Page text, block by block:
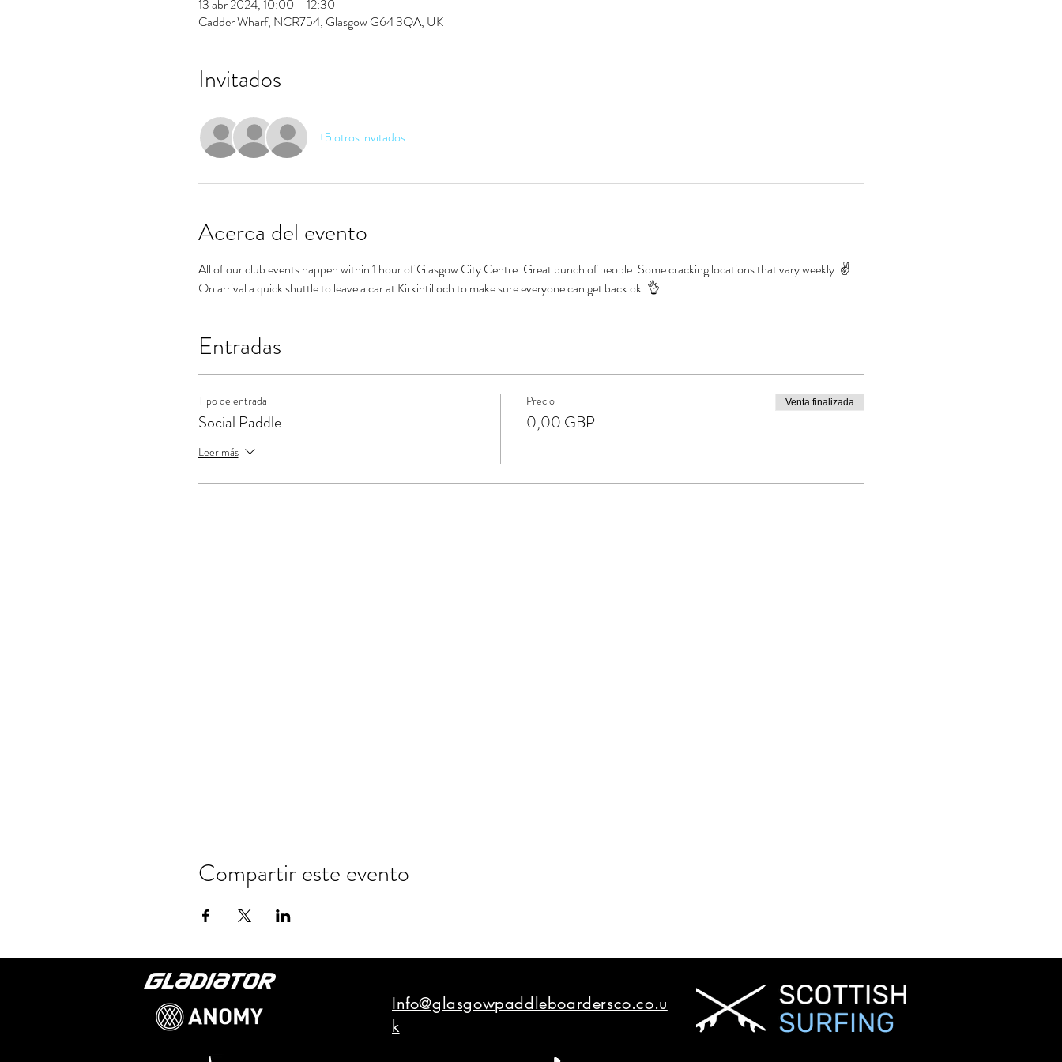
13 abr 2024, 10:00 – 12:30
Cadder Wharf, NCR754, Glasgow G64 3QA, UK
Invitados
+5 otros invitados
Acerca del evento
All of our club events happen within 1 hour of Glasgow City Centre. Great bunch of people. Some cracking locations that vary weekly. ✌️
On arrival a quick shuttle to leave a car at Kirkintilloch to make sure everyone can get back ok. 👌
Entradas
Tipo de entrada
Social Paddle
Leer más
Precio
0,00 GBP
Venta finalizada
Compartir este evento
Info@glasgowpaddleboardersco.co.u
k